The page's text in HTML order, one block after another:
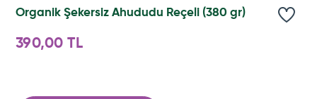
Organik Şekersiz Ahududu Reçeli (380 gr)
390,00 TL